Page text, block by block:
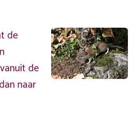
de
de
naar